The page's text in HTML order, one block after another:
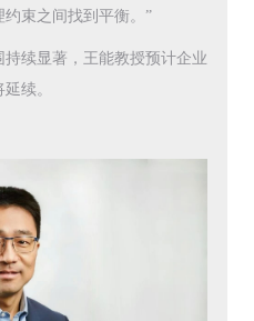
束之间找到平衡。”
续显著，王能教授预计企业
续。